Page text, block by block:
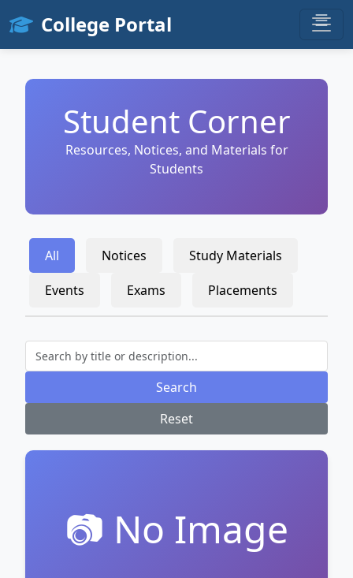
College Portal ☰
Student Corner
Resources, Notices, and Materials for
Students
All Notices
Study Materials
Events
Exams Placements
📷 No Image